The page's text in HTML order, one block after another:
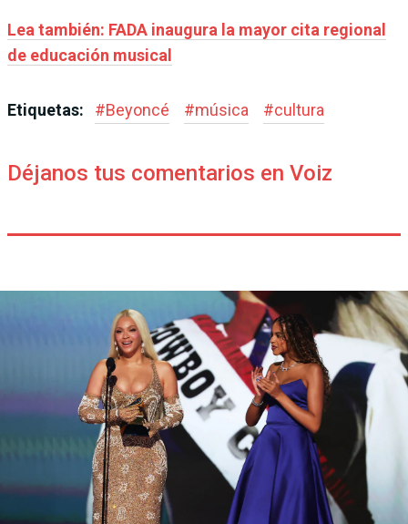
Lea también: FADA inaugura la mayor cita regional
de educación musical
Etiquetas: #Beyoncé #música #cultura
Déjanos tus comentarios en Voiz